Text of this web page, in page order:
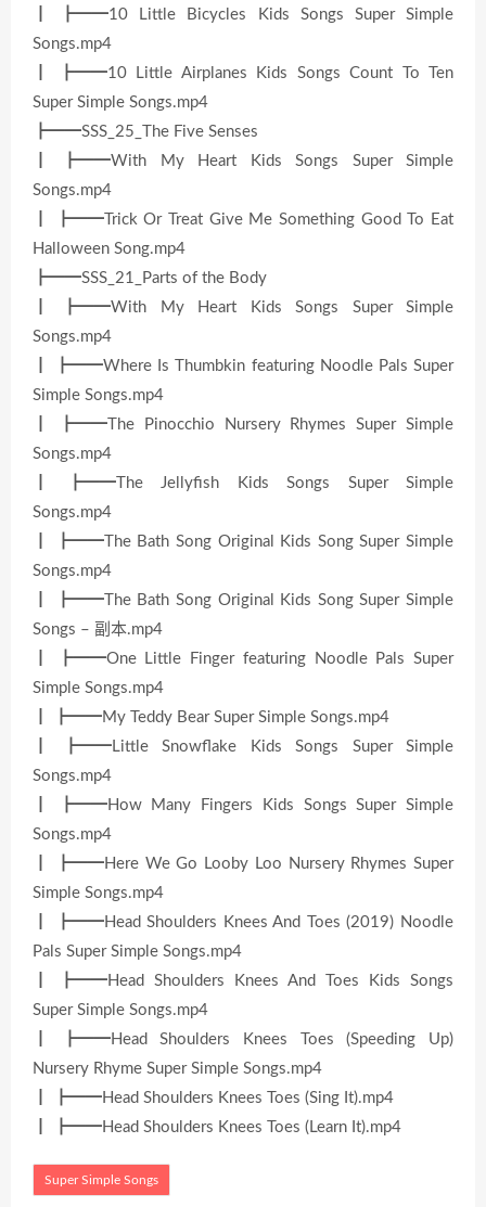
┃ ┣━━10 Little Bicycles Kids Songs Super Simple
Songs.mp4
┃ ┣━━10 Little Airplanes Kids Songs Count To Ten
Super Simple Songs.mp4
┣━━SSS_25_The Five Senses
┃ ┣━━With My Heart Kids Songs Super Simple
Songs.mp4
┃ ┣━━Trick Or Treat Give Me Something Good To Eat
Halloween Song.mp4
┣━━SSS_21_Parts of the Body
┃ ┣━━With My Heart Kids Songs Super Simple
Songs.mp4
┃ ┣━━Where Is Thumbkin featuring Noodle Pals Super
Simple Songs.mp4
┃ ┣━━The Pinocchio Nursery Rhymes Super Simple
Songs.mp4
┃ ┣━━The Jellyfish Kids Songs Super Simple
Songs.mp4
┃ ┣━━The Bath Song Original Kids Song Super Simple
Songs.mp4
┃ ┣━━The Bath Song Original Kids Song Super Simple
Songs – 副本.mp4
┃ ┣━━One Little Finger featuring Noodle Pals Super
Simple Songs.mp4
┃ ┣━━My Teddy Bear Super Simple Songs.mp4
┃ ┣━━Little Snowflake Kids Songs Super Simple
Songs.mp4
┃ ┣━━How Many Fingers Kids Songs Super Simple
Songs.mp4
┃ ┣━━Here We Go Looby Loo Nursery Rhymes Super
Simple Songs.mp4
┃ ┣━━Head Shoulders Knees And Toes (2019) Noodle
Pals Super Simple Songs.mp4
┃ ┣━━Head Shoulders Knees And Toes Kids Songs
Super Simple Songs.mp4
┃ ┣━━Head Shoulders Knees Toes (Speeding Up)
Nursery Rhyme Super Simple Songs.mp4
┃ ┣━━Head Shoulders Knees Toes (Sing It).mp4
┃ ┣━━Head Shoulders Knees Toes (Learn It).mp4
Super Simple Songs